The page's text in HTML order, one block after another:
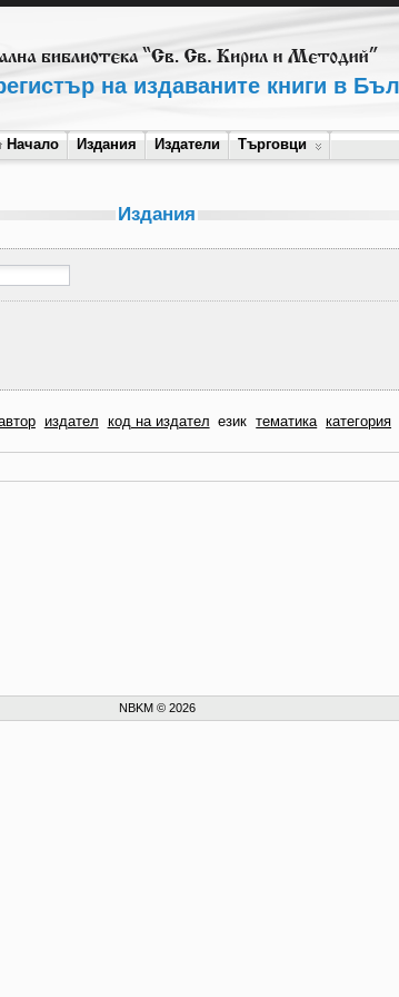
на издаваните книги в
Начало Издания Издатели Търговци
Издания
издател код на издател език тематика категория
NBKM © 2026